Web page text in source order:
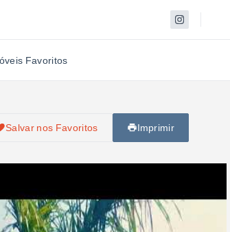
Favoritos
Salvar nos Favoritos Imprimir